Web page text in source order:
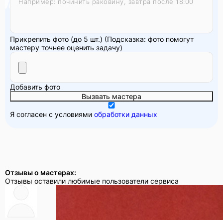
Прикрепить фото (до 5 шт.) (Подсказка: фото помогут
мастеру точнее оценить задачу)
Добавить фото
Вызвать мастера
Я согласен с условиями обработки данных
Отзывы о мастерах:
Отзывы оставили любимые пользователи сервиса